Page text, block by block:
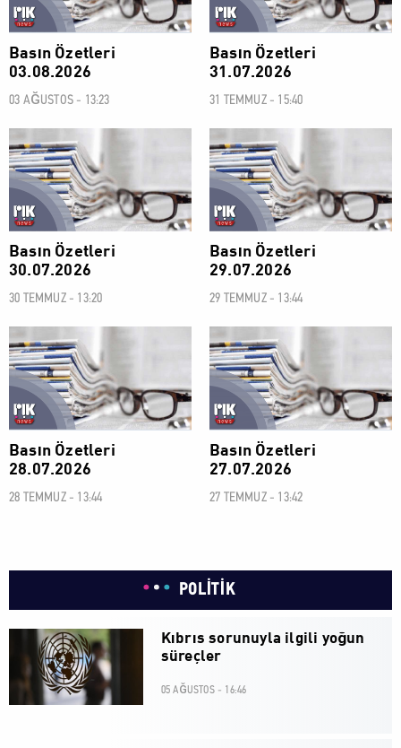
Basın Özetleri
03.08.2026
03 AĞUSTOS - 13:23
Basın Özetleri
31.07.2026
31 TEMMUZ - 15:40
Basın Özetleri
30.07.2026
30 TEMMUZ - 13:20
Basın Özetleri
29.07.2026
29 TEMMUZ - 13:44
Basın Özetleri
28.07.2026
28 TEMMUZ - 13:44
Basın Özetleri
27.07.2026
27 TEMMUZ - 13:42
POLİTİK
Kıbrıs sorunuyla ilgili yoğun
süreçler
05 AĞUSTOS - 16:46